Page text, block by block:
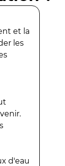
et la
les
d'eau